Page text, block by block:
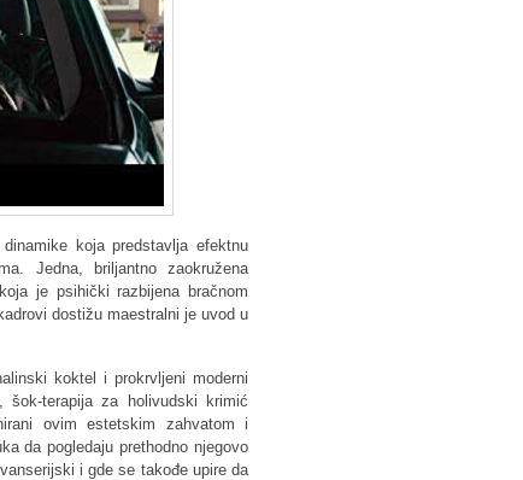
koja predstavlja efektnu
Jedna, briljantno zaokružena
je psihički razbijena bračnom
dostižu maestralni je uvod u
koktel i prokrvljeni moderni
šok-terapija za holivudski krimić
ovim estetskim zahvatom i
da pogledaju prethodno njegovo
i gde se takođe upire da